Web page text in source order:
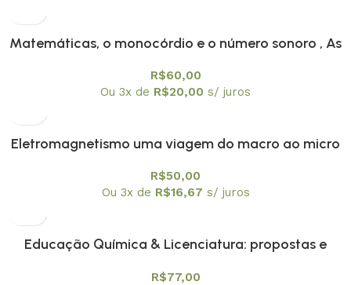
Matemáticas, o monocórdio e o número sonoro , As
R$60,00
Ou 3x de R$20,00 s/ juros
Eletromagnetismo uma viagem do macro ao micro
R$50,00
Ou 3x de R$16,67 s/ juros
Educação Química & Licenciatura: propostas e
R$77,00